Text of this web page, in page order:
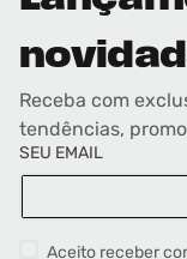
Receba com
tendências,
SEU EMAIL
Aceito receber